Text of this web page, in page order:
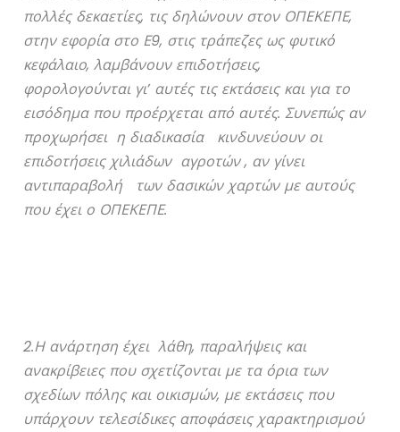
πολλές δεκαετίες, τις δηλώνουν στον ΟΠΕΚΕΠΕ,
στην εφορία στο Ε9, στις τράπεζες ως φυτικό
κεφάλαιο, λαμβάνουν επιδοτήσεις,
φορολογούνται γι’ αυτές τις εκτάσεις και για το
εισόδημα που προέρχεται από αυτές. Συνεπώς αν
προχωρήσει η διαδικασία κινδυνεύουν οι
επιδοτήσεις χιλιάδων αγροτών , αν γίνει
αντιπαραβολή των δασικών χαρτών με αυτούς
που έχει ο ΟΠΕΚΕΠΕ.
2.Η ανάρτηση έχει λάθη, παραλήψεις και
ανακρίβειες που σχετίζονται με τα όρια των
σχεδίων πόλης και οικισμών, με εκτάσεις που
υπάρχουν τελεσίδικες αποφάσεις χαρακτηρισμού